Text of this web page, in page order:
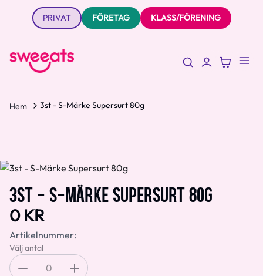
PRIVAT FÖRETAG KLASS/FÖRENING
Hem 3st - S-Märke Supersurt 80g
3ST - S-MÄRKE SUPERSURT 80G
0 KR
Artikelnummer:
Välj antal
0